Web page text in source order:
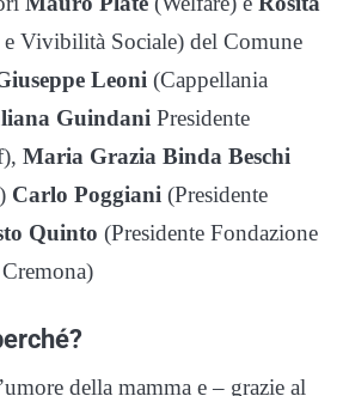
e Vivibilità Sociale) del Comune
Leoni (Cappellania
Guindani Presidente
Maria Grazia Binda Beschi
Carlo Poggiani (Presidente
Quinto (Presidente Fondazione
della mamma e – grazie al